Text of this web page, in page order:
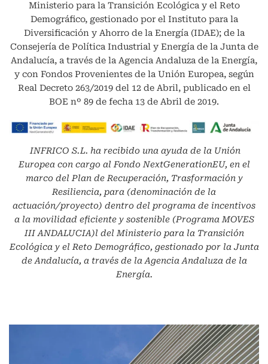
Ministerio para la Transición Ecológica y el Reto
Demográfico, gestionado por el Instituto para la
Diversificación y Ahorro de la Energía (IDAE); de la
Consejería de Política Industrial y Energía de la Junta de
Andalucía, a través de la Agencia Andaluza de la Energía,
y con Fondos Provenientes de la Unión Europea, según
Real Decreto 263/2019 del 12 de Abril, publicado en el
BOE nº 89 de fecha 13 de Abril de 2019.
INFRICO S.L. ha recibido una ayuda de la Unión
Europea con cargo al Fondo NextGenerationEU, en el
marco del Plan de Recuperación, Trasformación y
Resiliencia, para (denominación de la
actuación/proyecto) dentro del programa de incentivos
a la movilidad eficiente y sostenible (Programa MOVES
III ANDALUCIA)l del Ministerio para la Transición
Ecológica y el Reto Demográfico, gestionado por la Junta
de Andalucía, a través de la Agencia Andaluza de la
Energía.